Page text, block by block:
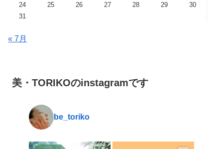
24
25 26 27 28 29
30
31
« 7月
美・TORIKOのinstagramです
be_toriko